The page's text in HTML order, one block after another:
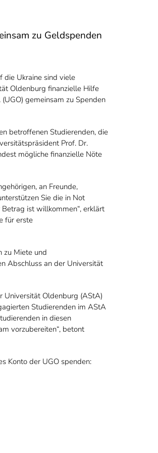
zu Geldspenden
die Ukraine sind viele
Oldenburg finanzielle Hilfe
gemeinsam zu Spenden
betroffenen Studierenden, die
Prof. Dr.
mögliche finanzielle Nöte
an Freunde,
Sie die in Not
ist willkommen“, erklärt
für erste
zu Miete und
Abschluss an der Universität
Universität Oldenburg (AStA)
Studierenden im AStA
in diesen
vorzubereiten“, betont
Konto der UGO spenden: